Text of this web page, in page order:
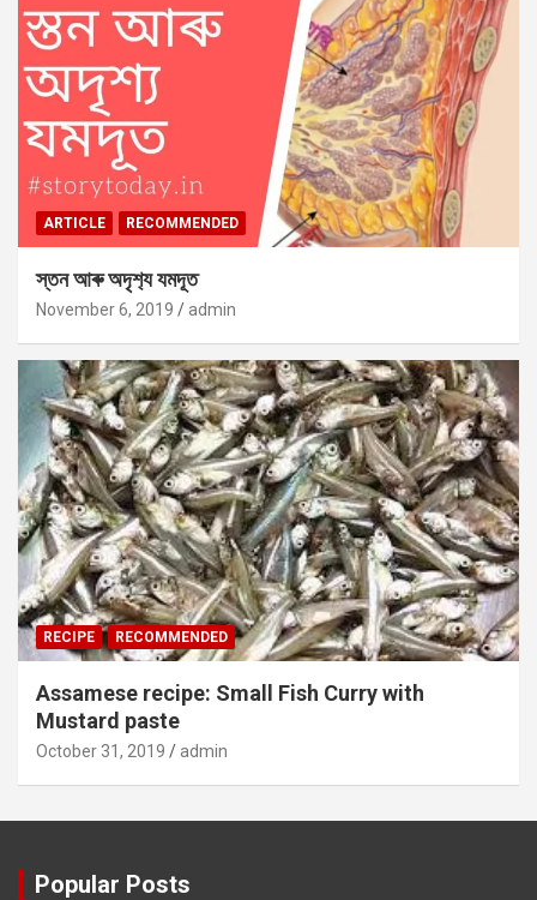
ARTICLE RECOMMENDED
স্তন আৰু অদৃশ‍্য যমদূত
November 6, 2019 admin
RECIPE RECOMMENDED
Assamese recipe: Small Fish Curry with
Mustard paste
October 31, 2019 admin
Popular Posts